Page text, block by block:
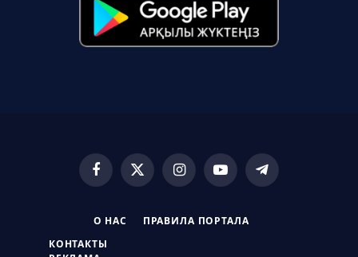
Facebook
X
InstagramYouTubeTelegram
О НАС ПРАВИЛА ПОРТАЛА
КОНТАКТЫ